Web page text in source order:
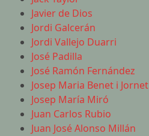
Javier de Dios
Jordi Galcerán
Jordi Vallejo Duarri
José Padilla
José Ramón Fernández
Josep Maria Benet i Jornet
Josep María Miró
Juan Carlos Rubio
Juan José Alonso Millán